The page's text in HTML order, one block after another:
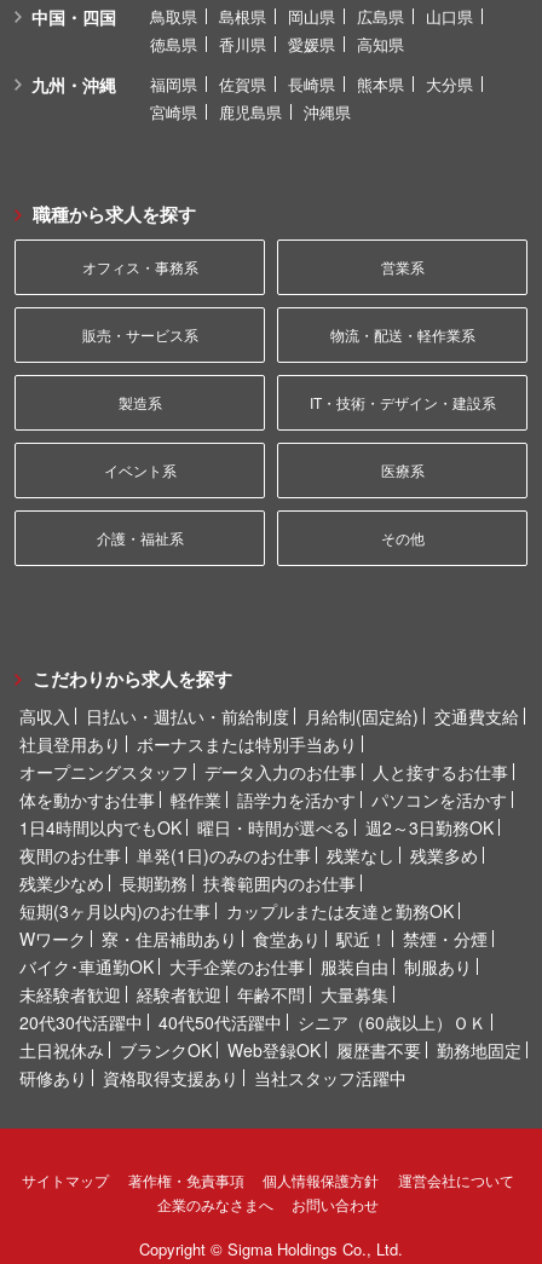
中国・四国 鳥取県 島根県 岡山県 広島県
山口県
徳島県
香川県 愛媛県 高知県
九州・沖縄 福岡県 佐賀県 長崎県 熊本県
大分県
宮崎県
鹿児島県 沖縄県
職種から求人を探す
オフィス・事務系 営業系
販売・サービス系 物流・配送・軽作業系
製造系 IT・技術・デザイン・建設系
イベント系 医療系
介護・福祉系 その他
こだわりから求人を探す
高収入 日払い・週払い・前給制度 月給制(固定給)
交通費支給
社員登用あり
ボーナスまたは特別手当あり
オープニングスタッフ
データ入力のお仕事
人と接するお仕事
体を動かすお仕事
軽作業 語学力を活かす
パソコンを活かす
1日4時間以内でもOK
曜日・時間が選べる
週2～3日勤務OK
夜間のお仕事
単発(1日)のみのお仕事 残業なし
残業多め
残業少なめ
長期勤務
扶養範囲内のお仕事
短期(3ヶ月以内)のお仕事
カップルまたは友達と勤務OK
Wワーク
寮・住居補助あり 食堂あり 駅近！
禁煙・分煙
バイク･車通勤OK
大手企業のお仕事 服装自由
制服あり
未経験者歓迎
経験者歓迎 年齢不問
大量募集
20代30代活躍中
40代50代活躍中
シニア（60歳以上）ＯＫ
土日祝休み
ブランクOK Web登録OK 履歴書不要
勤務地固定
研修あり
資格取得支援あり 当社スタッフ活躍中
サイトマップ 著作権・免責事項 個人情報保護方針
運営会社について
企業のみなさまへ
お問い合わせ
Copyright © Sigma Holdings Co., Ltd.